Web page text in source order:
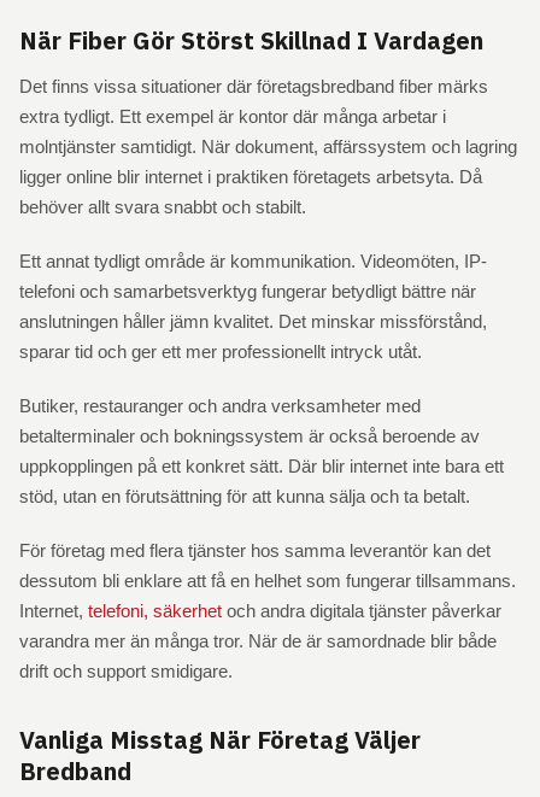
När Fiber Gör Störst Skillnad I Vardagen
Det finns vissa situationer där företagsbredband fiber märks
extra tydligt. Ett exempel är kontor där många arbetar i
molntjänster samtidigt. När dokument, affärssystem och lagring
ligger online blir internet i praktiken företagets arbetsyta. Då
behöver allt svara snabbt och stabilt.
Ett annat tydligt område är kommunikation. Videomöten, IP-
telefoni och samarbetsverktyg fungerar betydligt bättre när
anslutningen håller jämn kvalitet. Det minskar missförstånd,
sparar tid och ger ett mer professionellt intryck utåt.
Butiker, restauranger och andra verksamheter med
betalterminaler och bokningssystem är också beroende av
uppkopplingen på ett konkret sätt. Där blir internet inte bara ett
stöd, utan en förutsättning för att kunna sälja och ta betalt.
För företag med flera tjänster hos samma leverantör kan det
dessutom bli enklare att få en helhet som fungerar tillsammans.
Internet, telefoni, säkerhet och andra digitala tjänster påverkar
varandra mer än många tror. När de är samordnade blir både
drift och support smidigare.
Vanliga Misstag När Företag Väljer
Bredband